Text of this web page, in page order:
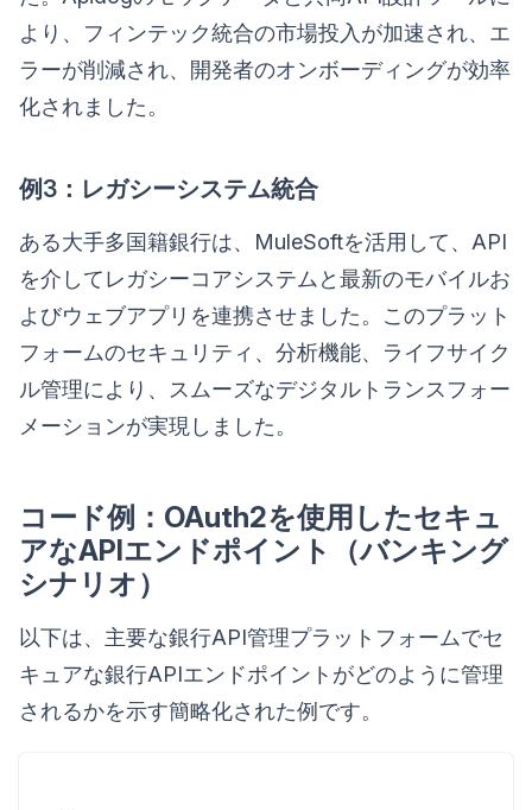
より、フィンテック統合の市場投入が加速され、エ
ラーが削減され、開発者のオンボーディングが効率
化されました。
例3：レガシーシステム統合
ある大手多国籍銀行は、MuleSoftを活用して、API
を介してレガシーコアシステムと最新のモバイルお
よびウェブアプリを連携させました。このプラット
フォームのセキュリティ、分析機能、ライフサイク
ル管理により、スムーズなデジタルトランスフォー
メーションが実現しました。
コード例：OAuth2を使用したセキュ
アなAPIエンドポイント（バンキング
シナリオ）
以下は、主要な銀行API管理プラットフォームでセ
キュアな銀行APIエンドポイントがどのように管理
されるかを示す簡略化された例です。